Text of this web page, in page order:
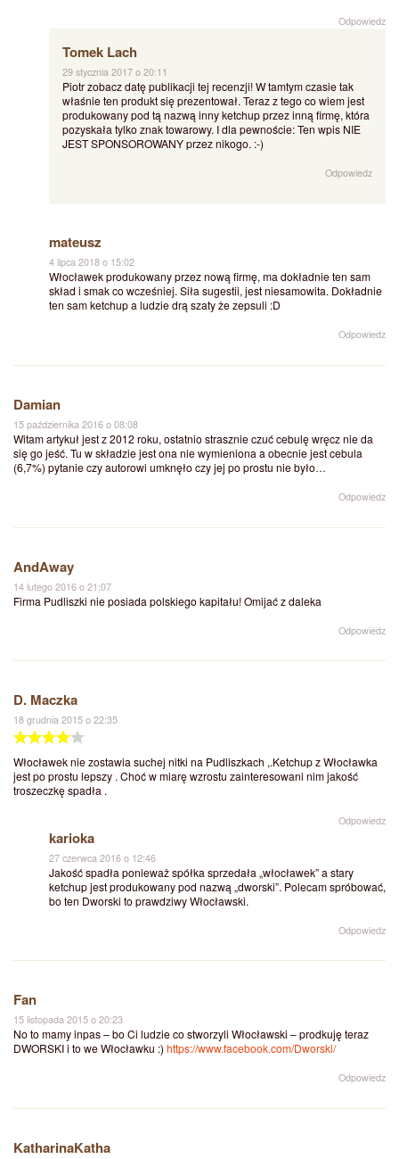
Odpowiedz
Tomek Lach
29 stycznia 2017 o 20:11
Piotr zobacz datę publikacji tej recenzji! W tamtym czasie tak
właśnie ten produkt się prezentował. Teraz z tego co wiem jest
produkowany pod tą nazwą inny ketchup przez inną firmę, która
pozyskała tylko znak towarowy. I dla pewnoście: Ten wpis NIE
JEST SPONSOROWANY przez nikogo. :-)
Odpowiedz
mateusz
4 lipca 2018 o 15:02
Włocławek produkowany przez nową firmę, ma dokładnie ten sam
skład i smak co wcześniej. Siła sugestii, jest niesamowita. Dokładnie
ten sam ketchup a ludzie drą szaty że zepsuli :D
Odpowiedz
Damian
15 października 2016 o 08:08
Witam artykuł jest z 2012 roku, ostatnio strasznie czuć cebulę wręcz nie da
się go jeść. Tu w składzie jest ona nie wymieniona a obecnie jest cebula
(6,7%) pytanie czy autorowi umknęło czy jej po prostu nie było…
Odpowiedz
AndAway
14 lutego 2016 o 21:07
Firma Pudliszki nie posiada polskiego kapitału! Omijać z daleka
Odpowiedz
D. Maczka
18 grudnia 2015 o 22:35
Włocławek nie zostawia suchej nitki na Pudliszkach ,.Ketchup z Włocławka
jest po prostu lepszy . Choć w miarę wzrostu zainteresowani nim jakość
troszeczkę spadła .
Odpowiedz
karioka
27 czerwca 2016 o 12:46
Jakość spadła ponieważ spółka sprzedała „włocławek” a stary
ketchup jest produkowany pod nazwą „dworski”. Polecam spróbować,
bo ten Dworski to prawdziwy Włocławski.
Odpowiedz
Fan
15 listopada 2015 o 20:23
No to mamy inpas – bo Ci ludzie co stworzyli Włocławski – prodkuję teraz
DWORSKI i to we Włocławku :) https://www.facebook.com/Dworski/
Odpowiedz
KatharinaKatha